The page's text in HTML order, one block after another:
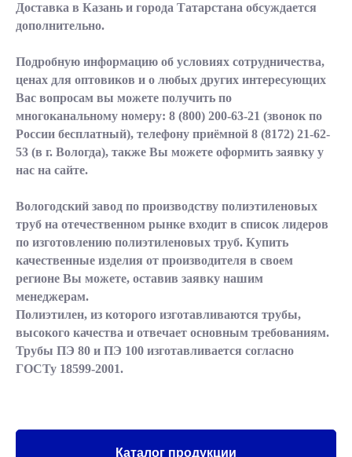
Доставка в Казань и города Татарстана обсуждается
дополнительно.
Подробную информацию об условиях сотрудничества,
ценах для оптовиков и о любых других интересующих
Вас вопросам вы можете получить по
многоканальному номеру: 8 (800) 200-63-21 (звонок по
России бесплатный), телефону приёмной 8 (8172) 21-62-
53 (в г. Вологда), также Вы можете оформить заявку у
нас на сайте.
Вологодский завод по производству полиэтиленовых
труб на отечественном рынке входит в список лидеров
по изготовлению полиэтиленовых труб. Купить
качественные изделия от производителя в своем
регионе Вы можете, оставив заявку нашим
менеджерам.
Полиэтилен, из которого изготавливаются трубы,
высокого качества и отвечает основным требованиям.
Трубы ПЭ 80 и ПЭ 100 изготавливается согласно
ГОСТу 18599-2001.
Каталог продукции